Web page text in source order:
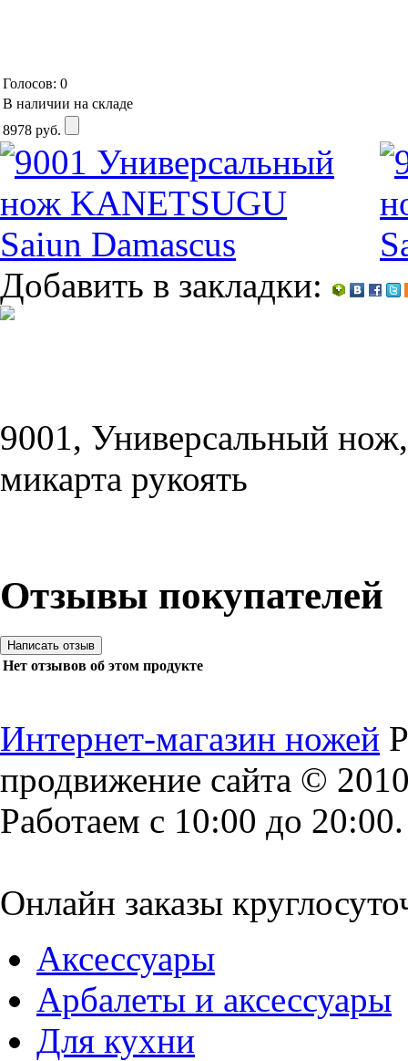
Голосов: 0
В наличии на складе
8978 руб.
Добавить в закладки:
9001, Универсальный
микарта рукоять
Отзывы покупателей
Нет отзывов об этом продукте
Интернет-магазин ножей
продвижение сайта ©
Работаем с 10:00 до 20:00.
Онлайн заказы
Аксессуары
Арбалеты и аксессуары
Для кухни